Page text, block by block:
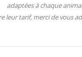
adaptées à chaque
leur tarif, merci de vous